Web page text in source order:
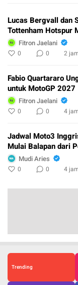
Lucas Bergvall dan
Tottenham Hotspur
Fitron Jaelani
0 0 2
Fabio Quartararo
untuk MotoGP 2027
Fitron Jaelani
0 0 4
Jadwal Moto3
Mulai Balapan dari
Mudi Aries
0 0 4
Trending